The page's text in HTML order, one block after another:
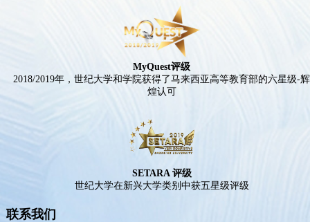
MyQuest评级
2018/2019年，世纪大学和学院获得了马来西亚高等教育部的六星级-辉
煌认可
SETARA 评级
世纪大学在新兴大学类别中获五星级评级
联系我们